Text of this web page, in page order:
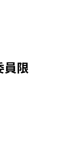
員限